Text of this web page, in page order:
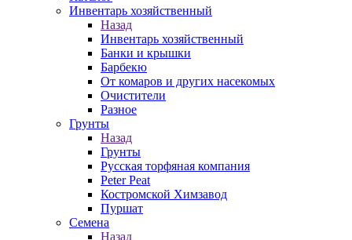
Инвентарь хозяйственный
Назад
Инвентарь хозяйственный
Банки и крышки
Барбекю
От комаров и других насекомых
Очистители
Разное
Грунты
Назад
Грунты
Русская торфяная компания
Peter Peat
Костромской Химзавод
Пуршат
Семена
Назад